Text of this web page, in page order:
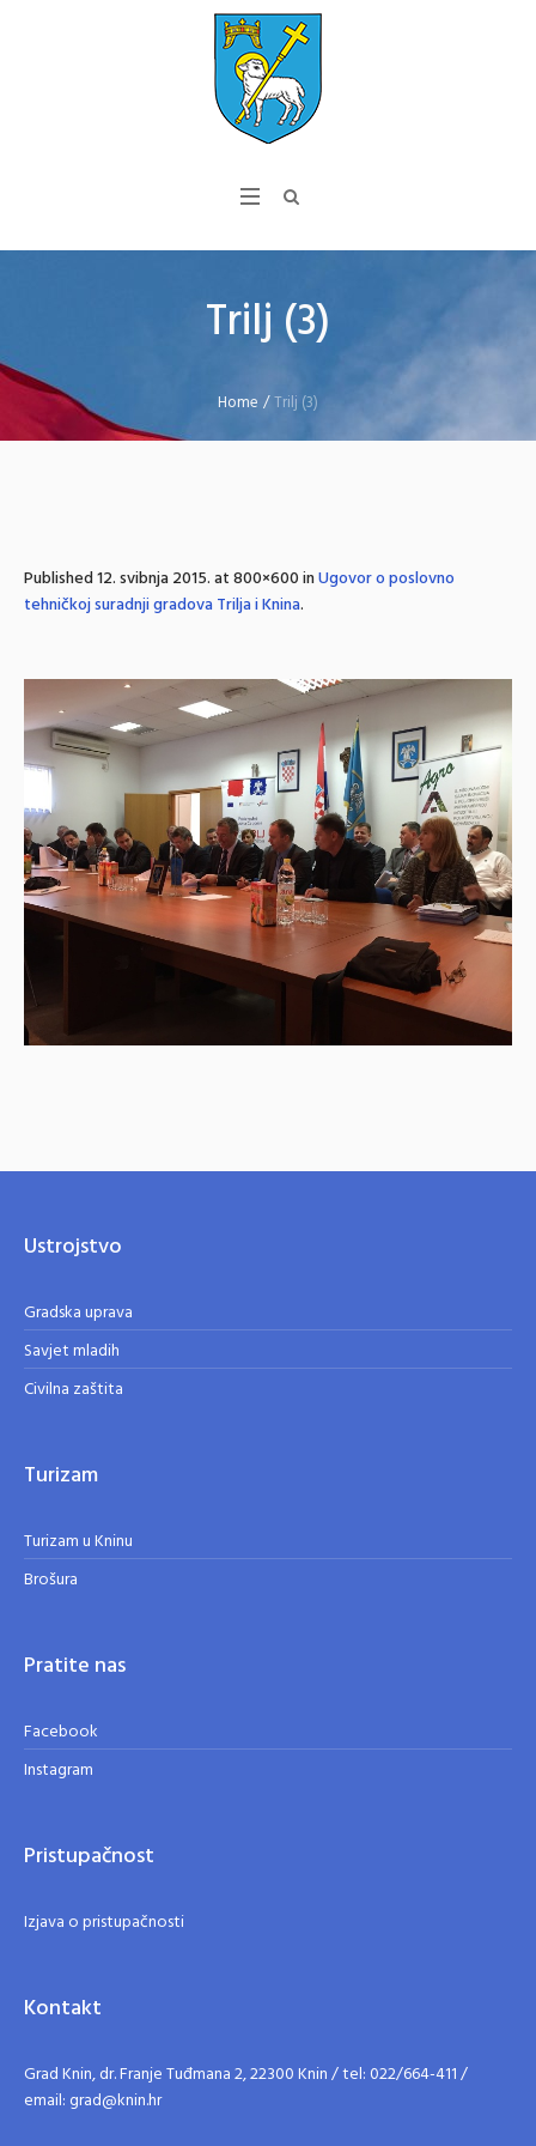
Trilj (3)
Home /Trilj (3)
Published12. svibnja 2015.at 800×600 inUgovor o poslovno
tehničkoj suradnji gradova Trilja i Knina.
Ustrojstvo
Gradska uprava
Savjet mladih
Civilna zaštita
Turizam
Turizam u Kninu
Brošura
Pratite nas
Facebook
Instagram
Pristupačnost
Izjava o pristupačnosti
Kontakt
Grad Knin, dr. Franje Tuđmana 2, 22300 Knin / tel: 022/664-411 /
email: grad@knin.hr